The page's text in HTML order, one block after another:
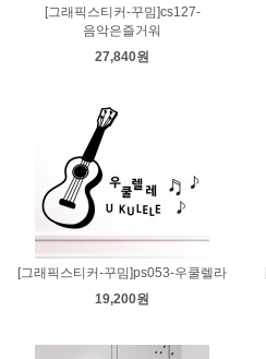
[그래픽스티커-꾸밈]cs127-
음악은즐거워
27,840원
[그래픽스티커-꾸밈]ps053-우쿨렐라
19,200원